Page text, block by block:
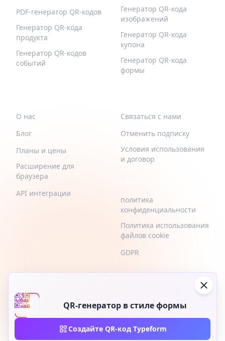
QR-генератор в стиле формы
Создайте QR-код Typeform
PDF-генератор QR-кодов
Генератор QR-кода
продукта
Генератор QR-кодов
событий
Генератор QR-кода
изображений
Генератор QR-кода
купона
Генератор QR-кода
формы
О нас
Блог
Планы и цены
Расширение для
браузера
API интеграции
Связаться с нами
Отменить подписку
Условия использования
и договор
политика
конфиденциальности
Политика использования
файлов cookie
GDPR
2026 © QR-Build. QR-Build. Все права защищены